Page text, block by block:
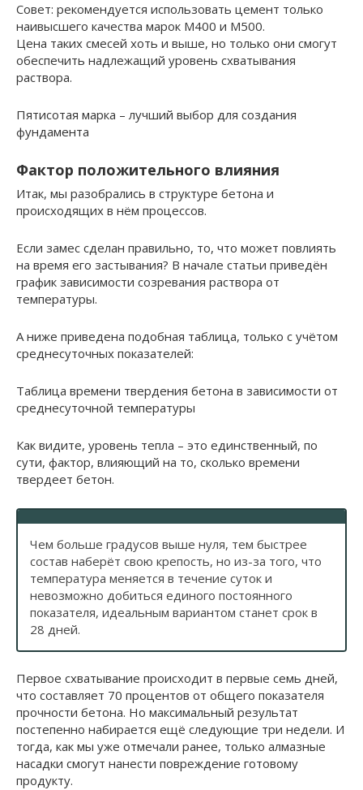
Совет: рекомендуется использовать цемент только
наивысшего качества марок М400 и М500.
Цена таких смесей хоть и выше, но только они смогут
обеспечить надлежащий уровень схватывания
раствора.
Пятисотая марка – лучший выбор для создания
фундамента
Фактор положительного влияния
Итак, мы разобрались в структуре бетона и
происходящих в нём процессов.
Если замес сделан правильно, то, что может повлиять
на время его застывания? В начале статьи приведён
график зависимости созревания раствора от
температуры.
А ниже приведена подобная таблица, только с учётом
среднесуточных показателей:
Таблица времени твердения бетона в зависимости от
среднесуточной температуры
Как видите, уровень тепла – это единственный, по
сути, фактор, влияющий на то, сколько времени
твердеет бетон.
Чем больше градусов выше нуля, тем быстрее
состав наберёт свою крепость, но из-за того, что
температура меняется в течение суток и
невозможно добиться единого постоянного
показателя, идеальным вариантом станет срок в
28 дней.
Первое схватывание происходит в первые семь дней,
что составляет 70 процентов от общего показателя
прочности бетона. Но максимальный результат
постепенно набирается ещё следующие три недели. И
тогда, как мы уже отмечали ранее, только алмазные
насадки смогут нанести повреждение готовому
продукту.